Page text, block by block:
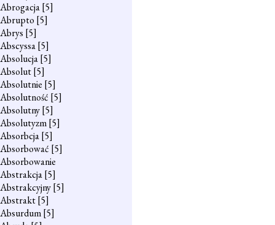
Abrogacja[5]
Abrupto [5]
Abrys [5]
Abscyssa[5]
Absolucja[5]
Absolut[5]
Absolutnie [5]
Absolutność [5]
Absolutny[5]
Absolutyzm[5]
Absorbcja[5]
Absorbować [5]
Absorbowanie
Abstrakcja[5]
Abstrakcyjny[5]
Abstrakt[5]
Absurdum[5]